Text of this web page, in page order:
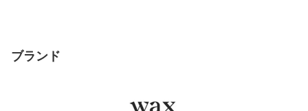
ブランド